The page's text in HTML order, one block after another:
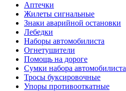
Аптечки
Жилеты сигнальные
Знаки аварийной остановки
Лебедки
Наборы автомобилиста
Огнетушители
Помощь на дороге
Сумки набора автомобилиста
Тросы буксировочные
Упоры противооткатные